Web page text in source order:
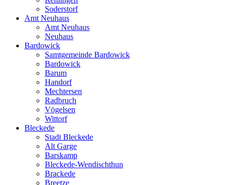
Soderstorf
Amt Neuhaus
Amt Neuhaus
Neuhaus
Bardowick
Samtgemeinde Bardowick
Bardowick
Barum
Handorf
Mechtersen
Radbruch
Vögelsen
Wittorf
Bleckede
Stadt Bleckede
Alt Garge
Barskamp
Bleckede-Wendischthun
Brackede
Breetze